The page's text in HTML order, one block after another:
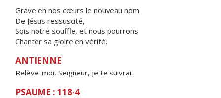
Grave en nos cœurs le nouveau nom
De Jésus ressuscité,
Sois notre souffle, et nous pourrons
Chanter sa gloire en vérité.
ANTIENNE
Relève-moi, Seigneur, je te suivrai.
PSAUME : 118-4